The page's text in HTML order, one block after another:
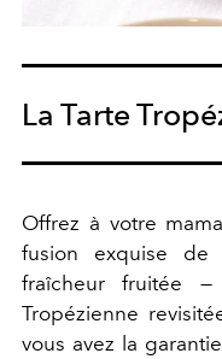
La Tarte
Offrez à votre
fusion exquise de
fraîcheur fruitée
Tropézienne
vous avez la